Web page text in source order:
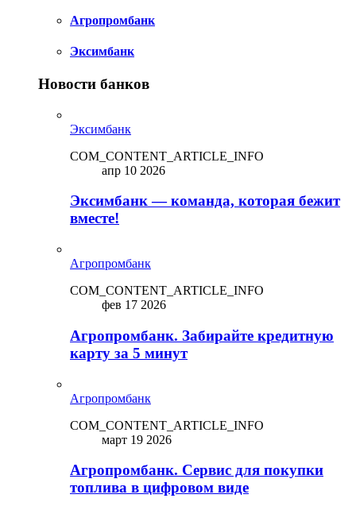
Агропромбанк
Эксимбанк
Новости банков
Эксимбанк
COM_CONTENT_ARTICLE_INFO
апр 10 2026
Эксимбанк — команда, которая бежит
вместе!
Агропромбанк
COM_CONTENT_ARTICLE_INFO
фев 17 2026
Агропромбанк. Забирайте кредитную
карту за 5 минут
Агропромбанк
COM_CONTENT_ARTICLE_INFO
март 19 2026
Агропромбанк. Сервис для покупки
топлива в цифровом виде